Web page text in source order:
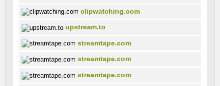
clipwatching.com
upstream.to
streamtape.com
streamtape.com
streamtape.com